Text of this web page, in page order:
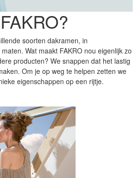
soorten dakramen, in
Wat maakt FAKRO nou eigenlijk zo
producten? We snappen dat het lastig
Om je op weg te helpen zetten we
eigenschappen op een rijtje.